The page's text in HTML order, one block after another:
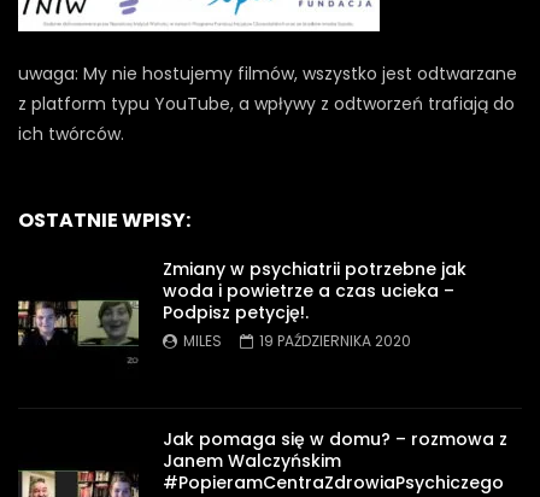
uwaga: My nie hostujemy filmów, wszystko jest odtwarzane
z platform typu YouTube, a wpływy z odtworzeń trafiają do
ich twórców.
OSTATNIE WPISY:
Zmiany w psychiatrii potrzebne jak
woda i powietrze a czas ucieka –
Podpisz petycję!.
MILES 19 PAŹDZIERNIKA 2020
Jak pomaga się w domu? – rozmowa z
Janem Walczyńskim
#PopieramCentraZdrowiaPsychiczego